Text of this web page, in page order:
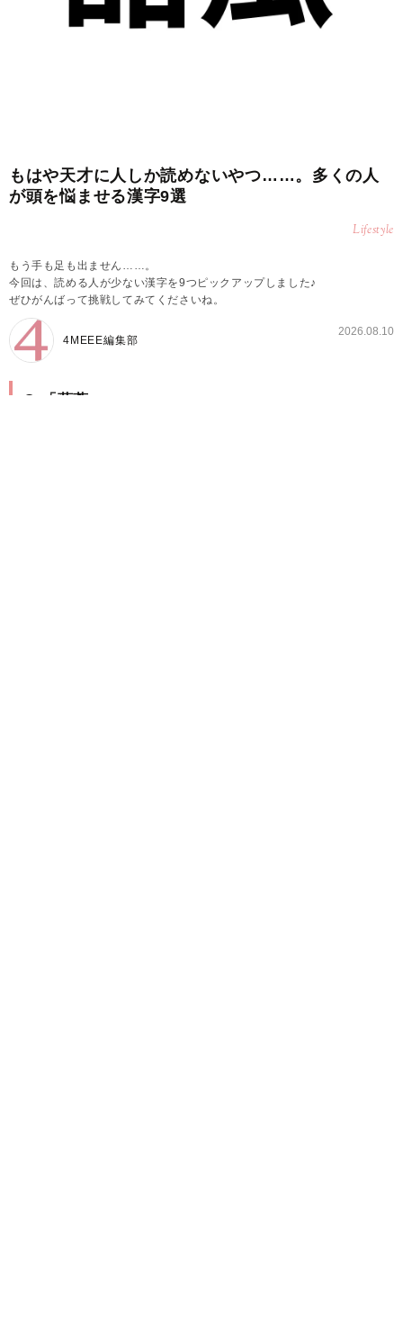
もはや天才に人しか読めないやつ……。多くの人
が頭を悩ませる漢字9選
Lifestyle
もう手も足も出ません……。
今回は、読める人が少ない漢字を9つピックアップしました♪
ぜひがんばって挑戦してみてくださいね。
4MEEE編集部
2026.08.10
Q.「薀蓄」